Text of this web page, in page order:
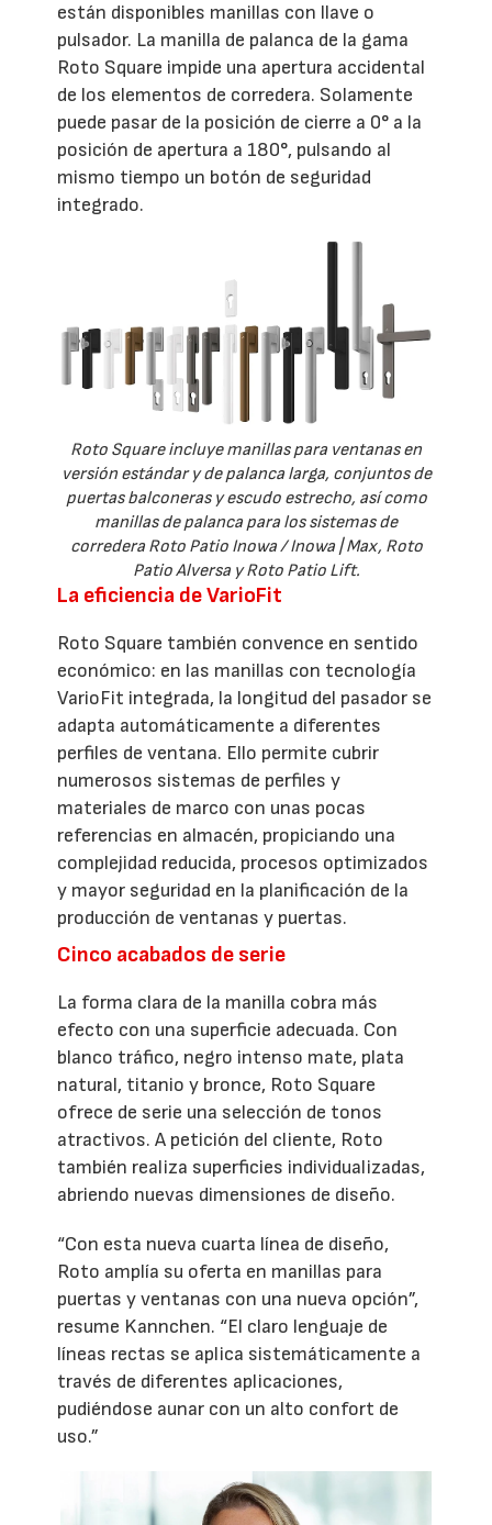
están disponibles manillas con llave o
pulsador. La manilla de palanca de la gama
Roto Square impide una apertura accidental
de los elementos de corredera. Solamente
puede pasar de la posición de cierre a 0° a la
posición de apertura a 180°, pulsando al
mismo tiempo un botón de seguridad
integrado.
Roto Square incluye manillas para ventanas en
versión estándar y de palanca larga, conjuntos de
puertas balconeras y escudo estrecho, así como
manillas de palanca para los sistemas de
corredera Roto Patio Inowa / Inowa | Max, Roto
Patio Alversa y Roto Patio Lift.
La eficiencia de VarioFit
Roto Square también convence en sentido
económico: en las manillas con tecnología
VarioFit integrada, la longitud del pasador se
adapta automáticamente a diferentes
perfiles de ventana. Ello permite cubrir
numerosos sistemas de perfiles y
materiales de marco con unas pocas
referencias en almacén, propiciando una
complejidad reducida, procesos optimizados
y mayor seguridad en la planificación de la
producción de ventanas y puertas.
Cinco acabados de serie
La forma clara de la manilla cobra más
efecto con una superficie adecuada. Con
blanco tráfico, negro intenso mate, plata
natural, titanio y bronce, Roto Square
ofrece de serie una selección de tonos
atractivos. A petición del cliente, Roto
también realiza superficies individualizadas,
abriendo nuevas dimensiones de diseño.
“Con esta nueva cuarta línea de diseño,
Roto amplía su oferta en manillas para
puertas y ventanas con una nueva opción”,
resume Kannchen. “El claro lenguaje de
líneas rectas se aplica sistemáticamente a
través de diferentes aplicaciones,
pudiéndose aunar con un alto confort de
uso.”